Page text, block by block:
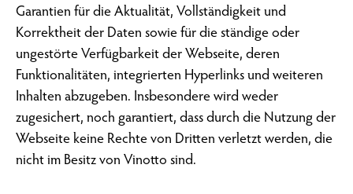
Garantien für die Aktualität, Vollständigkeit und
Korrektheit der Daten sowie für die ständige oder
ungestörte Verfügbarkeit der Webseite, deren
Funktionalitäten, integrierten Hyperlinks und weiteren
Inhalten abzugeben. Insbesondere wird weder
zugesichert, noch garantiert, dass durch die Nutzung der
Webseite keine Rechte von Dritten verletzt werden, die
nicht im Besitz von Vinotto sind.